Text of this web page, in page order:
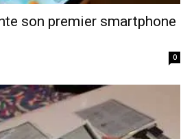
son premier smartphone
0